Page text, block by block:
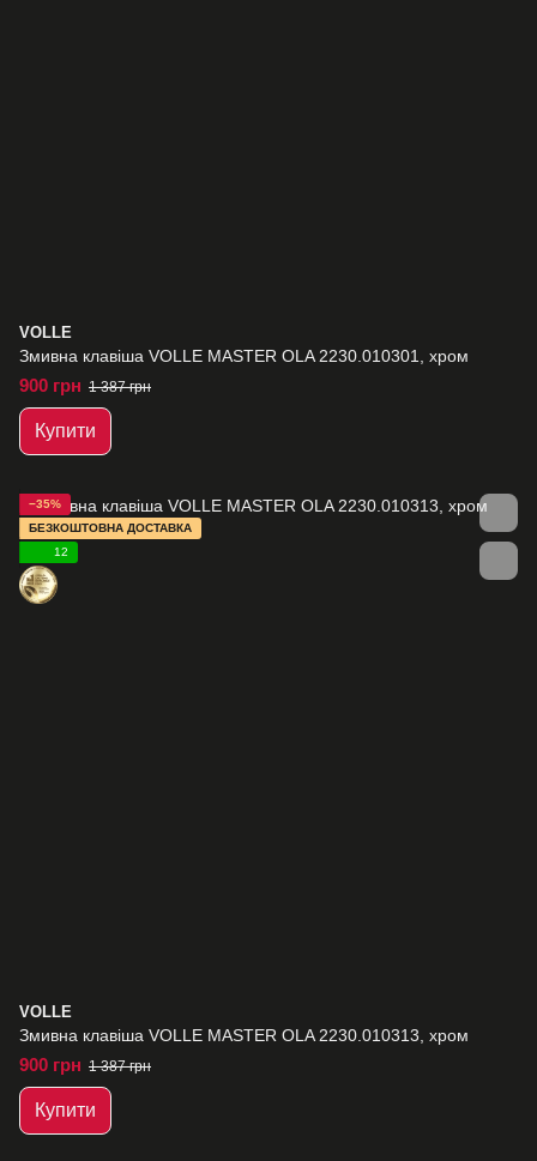
VOLLE
Змивна клавіша VOLLE MASTER OLA 2230.010301, хром
900 грн 1 387 грн
Купити
−35%
БЕЗКОШТОВНА ДОСТАВКА
12
VOLLE
Змивна клавіша VOLLE MASTER OLA 2230.010313, хром
900 грн 1 387 грн
Купити